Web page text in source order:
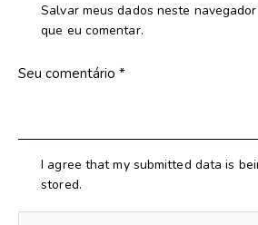
Salvar meus dados neste
que eu comentar.
I agree that my submitted data is
stored.